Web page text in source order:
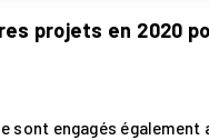
projets en 2020
engagés également